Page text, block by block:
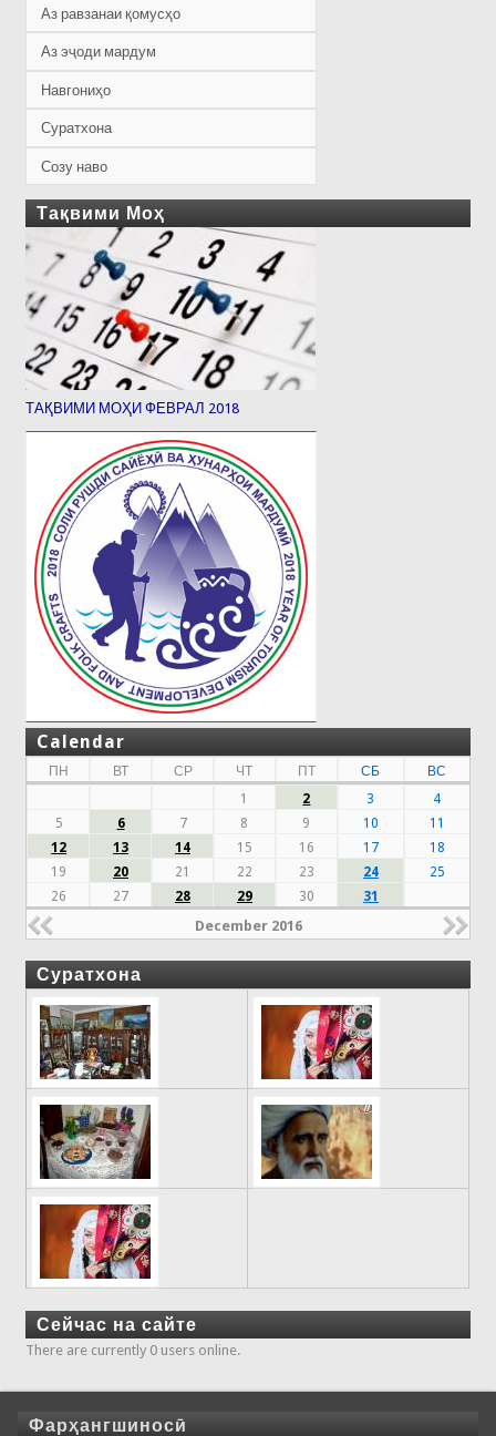
Аз равзанаи қомусҳо
Аз эҷоди мардум
Навгониҳо
Суратхона
Созу наво
Тақвими Моҳ
ТАҚВИМИ МОҲИ ФЕВРАЛ 2018
Calendar
ПН ВТ СР ЧТ ПТ СБ
ВС
1
2 3
4
5
6 7 8 9 10
11
12
13 14 15 16 17
18
19
20 21 22 23 24
25
26
27 28 29 30 31
December 2016
Суратхона
Сейчас на сайте
There are currently 0 users online.
Фарҳангшиносӣ